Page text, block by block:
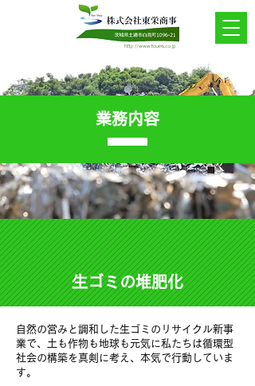
業務内容
生ゴミの堆肥化
自然の営みと調和した生ゴミのリサイクル新事
業で、土も作物も地球も元気に私たちは循環型
社会の構築を真剣に考え、本気で行動していま
す。